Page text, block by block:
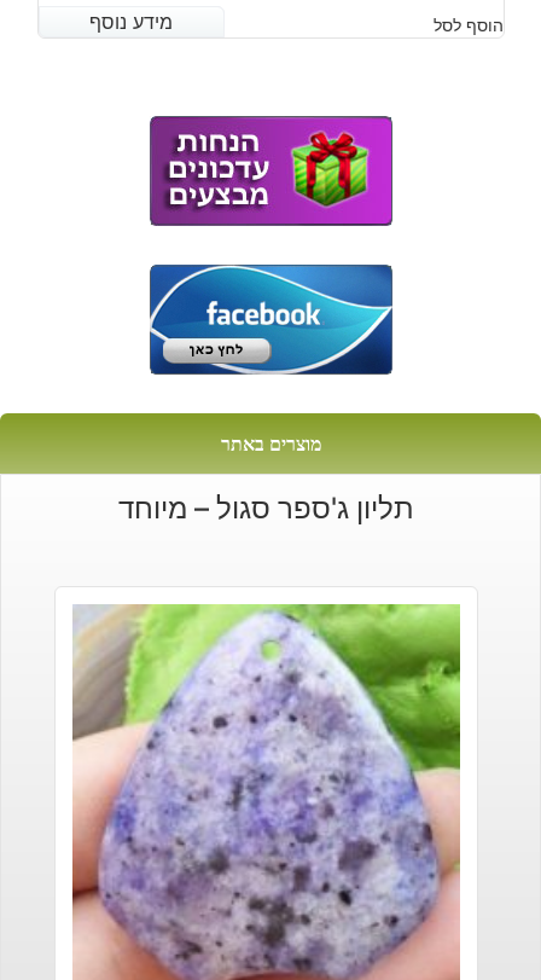
מידע נוסף הוסף לסל מידע נוסף
מוצרים באתר
תליון ג'ספר סגול – מיוחד